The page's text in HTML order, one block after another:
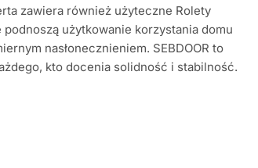
zawiera również użyteczne Rolety
użytkowanie korzystania domu
nasłonecznieniem. SEBDOOR to
kto docenia solidność i stabilność.